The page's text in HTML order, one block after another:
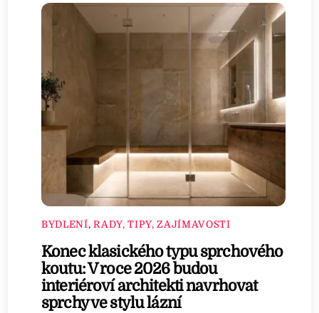
BYDLENÍ,RADY, TIPY, ZAJÍMAVOSTI
Konec klasického typu sprchového
koutu: V roce 2026 budou
interiéroví architekti navrhovat
sprchy ve stylu lázní